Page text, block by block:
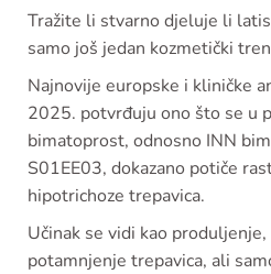
Tražite li stvarno djeluje li
samo još jedan kozmetički
Najnovije europske i kliničke
2025. potvrđuju ono što se u
bimatoprost, odnosno INN
S01EE03, dokazano potiče
hipotrichoze trepavica.
Učinak se vidi kao
potamnjenje trepavica, ali